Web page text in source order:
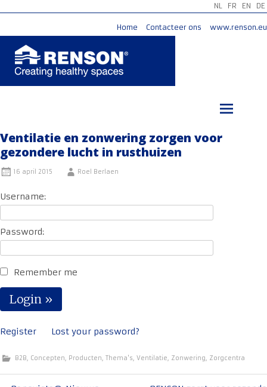
NL FR EN DE
Home Contacteer ons www.renson.eu
Ventilatie en zonwering zorgen voor
gezondere lucht in rusthuizen
16 april 2015 Roel Berlaen
Username:
Password:
Remember me
Register Lost your password?
B2B, Concepten, Producten, Thema's, Ventilatie, Zonwering, Zorgcentra
Bericht